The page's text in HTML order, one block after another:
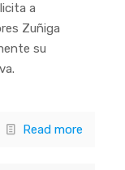
a
Zuñiga
su
Read more